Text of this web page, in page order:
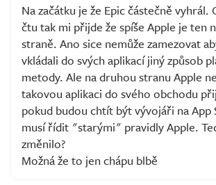
Na začátku je že Epic částečně vyhrál.
čtu tak mi přijde že spíše Apple je ten
straně. Ano sice nemůže zamezovat
vkládali do svých aplikací jiný způsob
metody. Ale na druhou stranu Apple
takovou aplikaci do svého obchodu
pokud budou chtít být vývojáři na
musí řídit "starými" pravidly Apple.
změnilo?
Možná že to jen chápu blbě